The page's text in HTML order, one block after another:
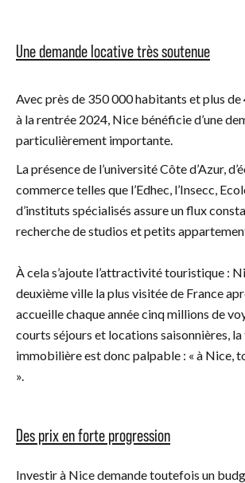
Une demande locative très soutenue
Avec près de 350 000 habitants et plus
à la rentrée 2024, Nice bénéficie d’une
particulièrement importante.
La présence de l’université Côte d’Azur,
commerce telles que l’Edhec, l’Insecc,
d’instituts spécialisés assure un flux
recherche de studios et petits
À cela s’ajoute l’attractivité touristique :
deuxième ville la plus visitée de France
accueille chaque année cinq millions de
courts séjours et locations saisonnières,
immobilière est donc palpable : « à Nice,
».
Des prix en forte progression
Investir à Nice demande toutefois un